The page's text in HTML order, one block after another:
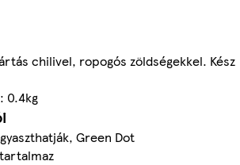
chilivel, ropogós zöldségekkel. Kész
0.4kg
Green Dot